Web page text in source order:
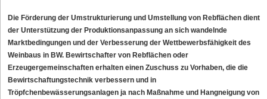
Die Förderung der Umstrukturierung und Umstellung von Rebflächen dient
der Unterstützung der Produktionsanpassung an sich wandelnde
Marktbedingungen und der Verbesserung der Wettbewerbsfähigkeit des
Weinbaus in BW. Bewirtschafter von Rebflächen oder
Erzeugergemeinschaften erhalten einen Zuschuss zu Vorhaben, die die
Bewirtschaftungstechnik verbessern und in
Tröpfchenbewässerungsanlagen ja nach Maßnahme und Hangneigung von